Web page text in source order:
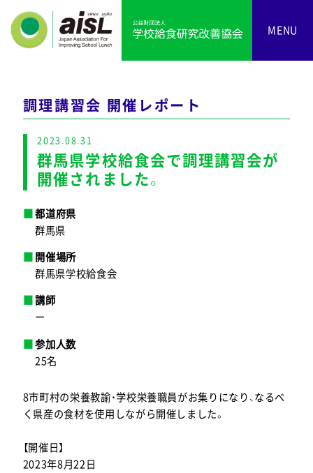
MENU
調理講習会 開催レポート
2023.08.31
群馬県学校給食会で調理講習会が
開催されました。
都道府県
群馬県
開催場所
群馬県学校給食会
講師
ー
参加人数
25名
8市町村の栄養教諭・学校栄養職員がお集りになり、なるべ
く県産の食材を使用しながら開催しました。
【開催日】
2023年8月22日